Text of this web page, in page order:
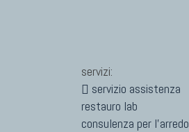
servizi:
servizio assistenza
restauro lab
consulenza per l'arredo